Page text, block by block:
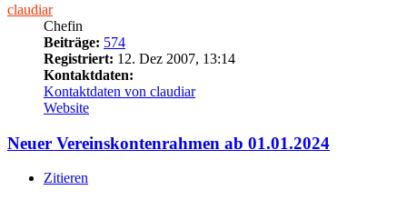
claudiar
Chefin
Beiträge: 574
Registriert: 12. Dez 2007, 13:14
Kontaktdaten:
Kontaktdaten von claudiar
Website
Neuer Vereinskontenrahmen ab 01.01.2024
Zitieren